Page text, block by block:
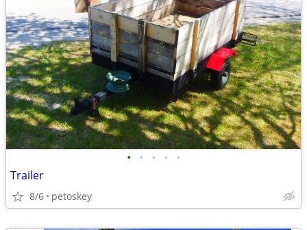
• • • • •
Trailer
8/6 petoskey